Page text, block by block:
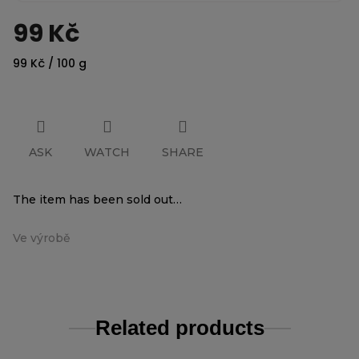
99 Kč
Measure
99 Kč / 100 g
Ve výrobě
The item has been sold out…
ASK WATCH SHARE
Related products